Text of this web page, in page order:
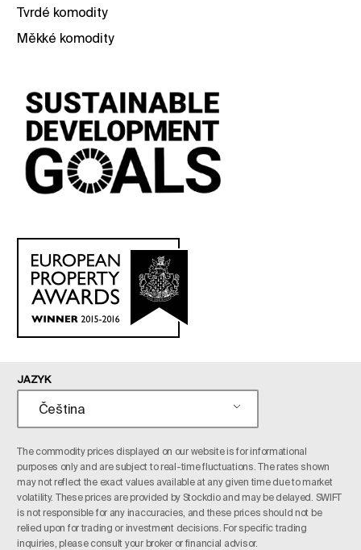
Tvrdé komodity
Měkké komodity
JAZYK
Čeština
The commodity prices displayed on our website is for informational
purposes only and are subject to real-time fluctuations. The rates shown
may not reflect the exact values available at any given time due to market
volatility. These prices are provided by Stockdio and may be delayed. SWIFT
is not responsible for any inaccuracies, and these prices should not be
relied upon for trading or investment decisions. For specific trading
inquiries, please consult your broker or financial advisor.